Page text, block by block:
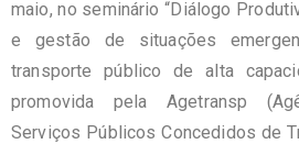
maio, no seminário “Diálogo
e gestão de situações
transporte público de alta
promovida pela Agetransp
Serviços Públicos Concedidos de